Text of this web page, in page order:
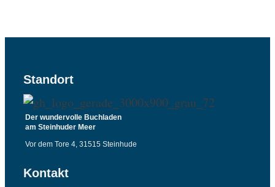
Standort
Der wundervolle Buchladen
am Steinhuder Meer
Vor dem Tore 4, 31515 Steinhude
Kontakt